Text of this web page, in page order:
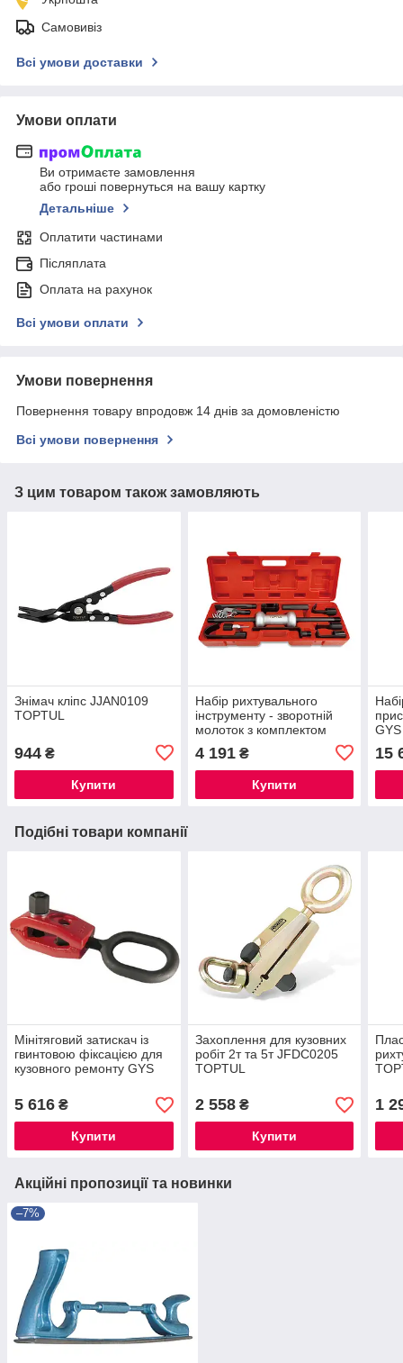
Самовивіз
Всі умови доставки
Умови оплати
Ви отримаєте замовлення
або гроші повернуться на вашу картку
Детальніше
Оплатити частинами
Післяплата
Оплата на рахунок
Всі умови оплати
Умови повернення
Повернення товару впродовж 14 днів за домовленістю
Всі умови повернення
З цим товаром також замовляють
Знімач кліпс JJAN0109
TOPTUL
944 ₴
Купити
Набір рихтувального
інструменту - зворотній
молоток з комплектом
TOPTUL
4 191₴
Купити
GYS
15
Подібні товари компанії
Мінітяговий затискач із
гвинтовою фіксацією для
кузовного ремонту GYS
5 616 ₴
Купити
Захоплення для кузовних
робіт 2т та 5т JFDC0205
TOPTUL
2 558₴
Купити
1
Акційні пропозиції та новинки
–7%